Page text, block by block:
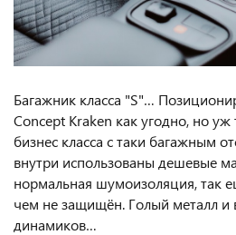
Багажник класса "S"…
Concept Kraken как угодно, но
бизнес класса с таки багажным
внутри использованы дешевые
нормальная шумоизоляция, так
чем не защищён. Голый металл и
динамиков…